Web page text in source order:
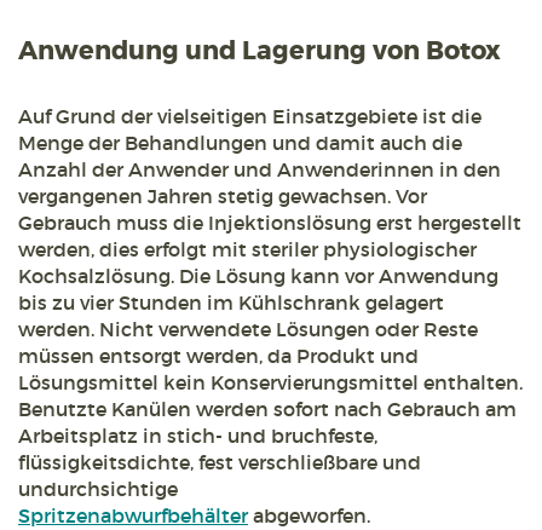
Anwendung und Lagerung von Botox
Auf Grund der vielseitigen Einsatzgebiete ist die
Menge der Behandlungen und damit auch die
Anzahl der Anwender und Anwenderinnen in den
vergangenen Jahren stetig gewachsen. Vor
Gebrauch muss die Injektionslösung erst hergestellt
werden, dies erfolgt mit steriler physiologischer
Kochsalzlösung. Die Lösung kann vor Anwendung
bis zu vier Stunden im Kühlschrank gelagert
werden. Nicht verwendete Lösungen oder Reste
müssen entsorgt werden, da Produkt und
Lösungsmittel kein Konservierungsmittel enthalten.
Benutzte Kanülen werden sofort nach Gebrauch am
Arbeitsplatz in stich- und bruchfeste,
flüssigkeitsdichte, fest verschließbare und
undurchsichtige
Spritzenabwurfbehälterabgeworfen.